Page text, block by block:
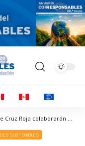
Corresponsables > Noticias > 886 voluntarios de Cruz Roja colaborarán en época de fiestas
SOSTENIBLES